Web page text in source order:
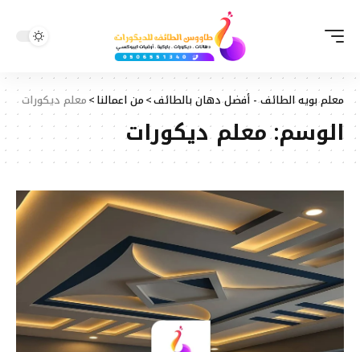
معلم بويه الطائف - أفضل دهان بالطائف>من اعمالنا>معلم ديكورات
الوسم:معلم ديكورات